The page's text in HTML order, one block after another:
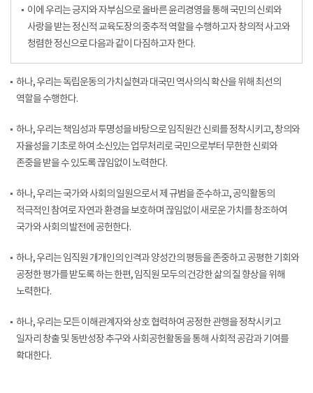
이에 우리는 긍지와 자부심으로 올바른 윤리경영을 통해 국민의 신뢰와
사랑을 받는 정신적 교육도장의 중추적 역할을 수행하고자 창의적 사고와
청렴한 정신으로 다음과 같이 다짐하고자 한다.
하나, 우리는 독립운동의 가치실현과 대국민 역사의식 확산을 위해 최선의
역할을 수행한다.
하나, 우리는 책임성과 투명성을 바탕으로 임직원간 신뢰를 정착시키고, 창의와
자율성을 기초로 하여 소신있는 업무처리로 국민으로부터 무한한 신뢰와
존중을 받을 수 있도록 끊임없이 노력한다.
하나, 우리는 국가와 사회의 일원으로서 제 규범을 준수하고, 공익활동의
적극적인 참여로 자연과 환경을 보호하며 끊임없이 새로운 가치를 창조하여
국가와 사회의 발전에 공헌한다.
하나, 우리는 임직원 개개인의 인격과 양성간의 평등을 존중하고 공평한 기회와
공정한 평가를 받도록 하는 한편, 임직원 모두의 건강한 삶의 질 향상을 위해
노력한다.
하나, 우리는 모든 이해관계자와 상호 협력하여 공정한 관행을 정착시키고
일자리 창출 및 동반성장 추구와 사회공헌활동을 통해 사회적 공감과 기여를
확대한다.